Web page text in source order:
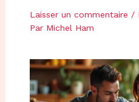
Laisser un commentaire /
Par Michel Ham